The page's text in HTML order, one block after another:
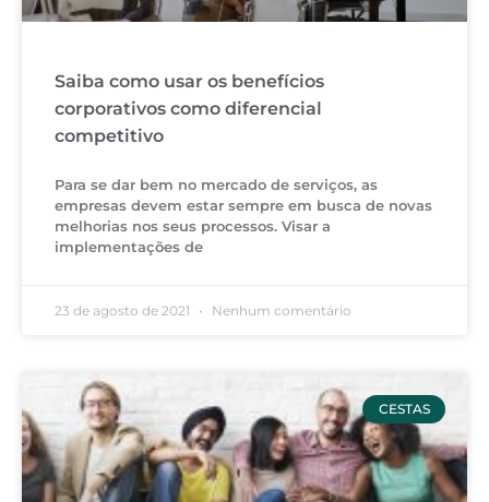
Saiba como usar os benefícios
corporativos como diferencial
competitivo
Para se dar bem no mercado de serviços, as
empresas devem estar sempre em busca de novas
melhorias nos seus processos. Visar a
implementações de
23 de agosto de 2021 Nenhum comentário
CESTAS